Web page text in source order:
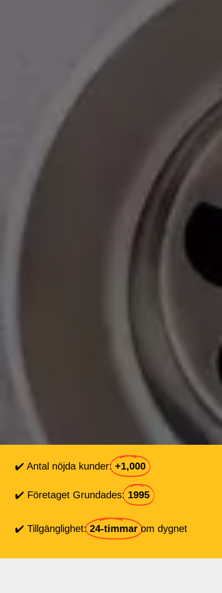
✔️ Antal nöjda kunder: +1,000
✔️ Företaget Grundades: 1995
✔️ Tillgänglighet: 24-timmar om dygnet